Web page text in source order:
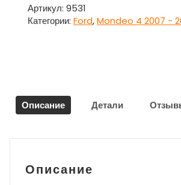
внутренняя
зеркала
/
Ford
Артикул: 9531
Категории: Ford,Mondeo 4 2007 -
Описание Детали
Описание